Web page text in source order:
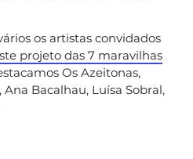
os artistas convidados
projeto das 7 maravilhas
Os Azeitonas,
Bacalhau, Luísa Sobral,